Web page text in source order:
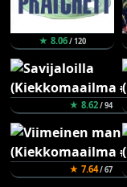
★ 8.06/ 120
★ 8.62/ 94
★ 7.64/ 67